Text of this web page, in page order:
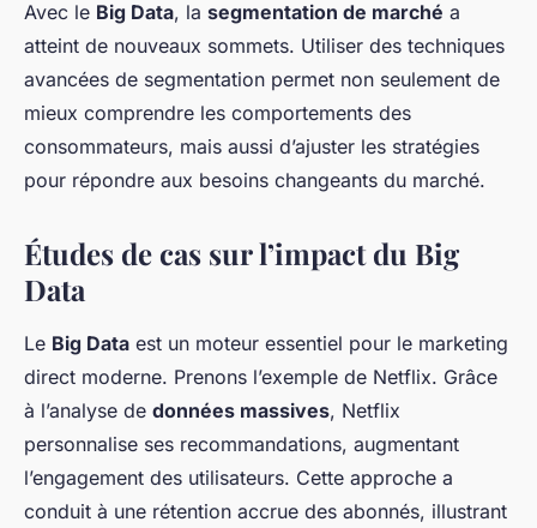
Avec le Big Data, la segmentation de marché a
atteint de nouveaux sommets. Utiliser des techniques
avancées de segmentation permet non seulement de
mieux comprendre les comportements des
consommateurs, mais aussi d’ajuster les stratégies
pour répondre aux besoins changeants du marché.
Études de cas sur l’impact du Big
Data
Le Big Data est un moteur essentiel pour le marketing
direct moderne. Prenons l’exemple de Netflix. Grâce
à l’analyse de données massives, Netflix
personnalise ses recommandations, augmentant
l’engagement des utilisateurs. Cette approche a
conduit à une rétention accrue des abonnés, illustrant